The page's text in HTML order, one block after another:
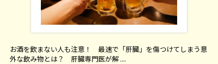
お酒を飲まない人も注意！ 最速で「肝臓」を傷つけてしまう意
外な飲み物とは？ 肝臓専門医が解 ....